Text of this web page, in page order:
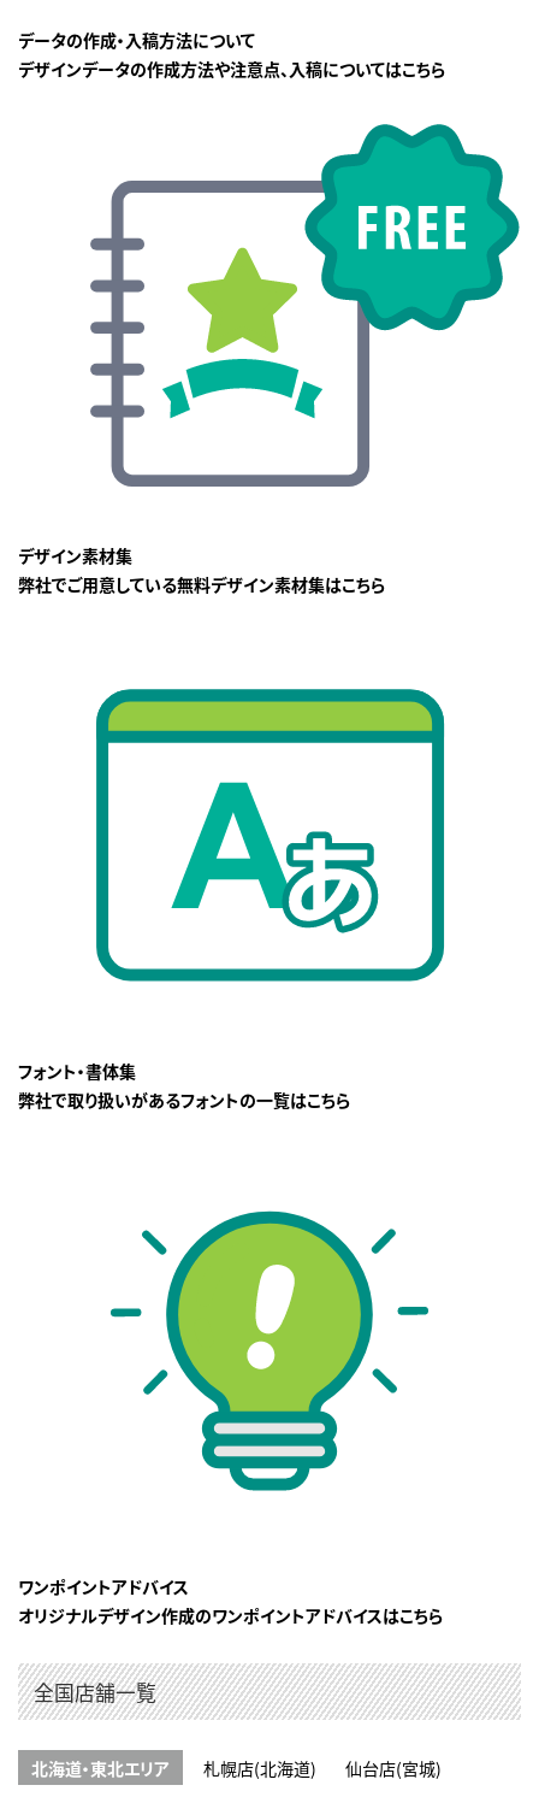
データの作成・入稿方法について
デザインデータの作成方法や注意点、入稿についてはこちら
デザイン素材集
弊社でご用意している無料デザイン素材集はこちら
フォント・書体集
弊社で取り扱いがあるフォントの一覧はこちら
ワンポイントアドバイス
オリジナルデザイン作成のワンポイントアドバイスはこちら
全国店舗一覧
北海道・東北エリア 札幌店(北海道) 仙台店(宮城)